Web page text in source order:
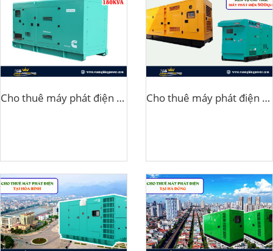
Cho thuê máy phát điện 180kva Cho thuê máy phát điện 500kva